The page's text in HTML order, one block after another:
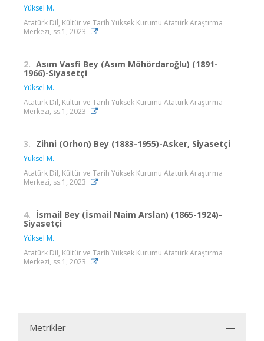
Yüksel M.
Atatürk Dil, Kültür ve Tarih Yüksek Kurumu Atatürk Araştırma
Merkezi, ss.1, 2023
2. Asım Vasfi Bey (Asım Möhördaroğlu) (1891-
1966)-Siyasetçi
Yüksel M.
Atatürk Dil, Kültür ve Tarih Yüksek Kurumu Atatürk Araştırma
Merkezi, ss.1, 2023
3. Zihni (Orhon) Bey (1883-1955)-Asker, Siyasetçi
Yüksel M.
Atatürk Dil, Kültür ve Tarih Yüksek Kurumu Atatürk Araştırma
Merkezi, ss.1, 2023
4. İsmail Bey (İsmail Naim Arslan) (1865-1924)-
Siyasetçi
Yüksel M.
Atatürk Dil, Kültür ve Tarih Yüksek Kurumu Atatürk Araştırma
Merkezi, ss.1, 2023
Metrikler